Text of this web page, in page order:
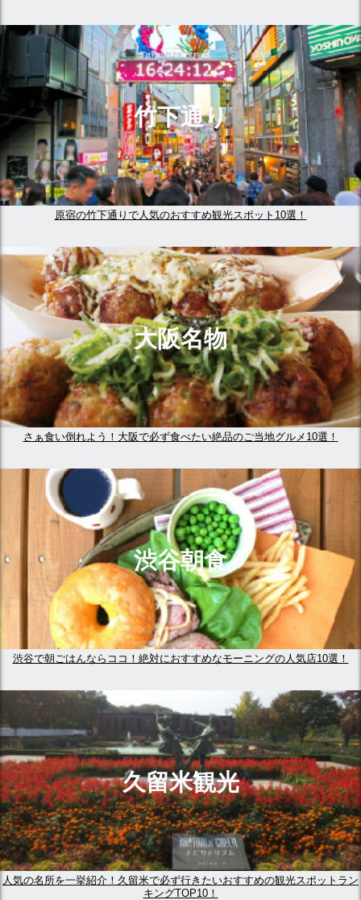
竹下通り
原宿の竹下通りで人気のおすすめ観光スポット10選！
大阪名物
さぁ食い倒れよう！大阪で必ず食べたい絶品のご当地グルメ10選！
渋谷朝食
渋谷で朝ごはんならココ！絶対におすすめなモーニングの人気店10選！
久留米観光
人気の名所を一挙紹介！久留米で必ず行きたいおすすめの観光スポットラン
キングTOP10！